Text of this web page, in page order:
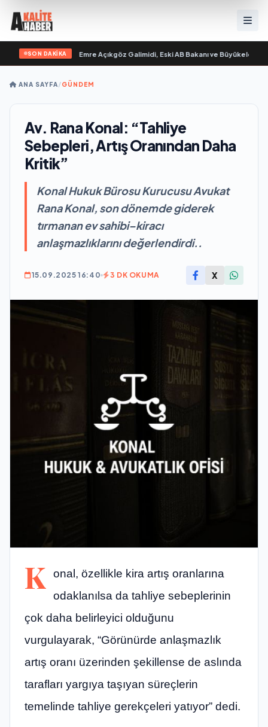
SON DAKİKA
“ yayımlandı• Ali Emre Açıkgöz Galimidi, Eski AB Bakanı ve Büyükelçi
ANA SAYFA/GÜNDEM
Av. Rana Konal: “Tahliye
Sebepleri, Artış Oranından Daha
Kritik”
Konal Hukuk Bürosu Kurucusu Avukat
Rana Konal, son dönemde giderek
tırmanan ev sahibi–kiracı
anlaşmazlıklarını değerlendirdi..
15.09.2025 16:40 3 DK OKUMA X
K onal, özellikle kira artış oranlarına
odaklanılsa da tahliye sebeplerinin
çok daha belirleyici olduğunu
vurgulayarak, “Görünürde anlaşmazlık
artış oranı üzerinden şekillense de aslında
tarafları yargıya taşıyan süreçlerin
temelinde tahliye gerekçeleri yatıyor” dedi.